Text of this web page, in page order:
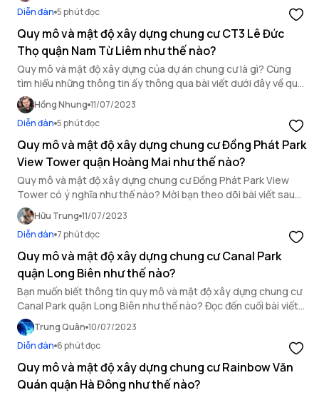
Diễn đàn 5 phút đọc
Quy mô và mật độ xây dựng chung cư CT3 Lê Đức
Thọ quận Nam Từ Liêm như thế nào?
Quy mô và mật độ xây dựng của dự án chung cư là gì? Cùng
tìm hiểu những thông tin ấy thông qua bài viết dưới đây về quy
mô và mật độ xây dựng chung cư CT3 Lê Đức Thọ là một dự án
chung cư quận Nam Từ Liêm nổi bật.
Hồng Nhung 11/07/2023
Diễn đàn 5 phút đọc
Quy mô và mật độ xây dựng chung cư Đồng Phát Park
View Tower quận Hoàng Mai như thế nào?
Quy mô và mật độ xây dựng chung cư Đồng Phát Park View
Tower có ý nghĩa như thế nào? Mời bạn theo dõi bài viết sau
đây để hiểu rõ hơn.
Hữu Trung 11/07/2023
Diễn đàn 7 phút đọc
Quy mô và mật độ xây dựng chung cư Canal Park
quận Long Biên như thế nào?
Bạn muốn biết thông tin quy mô và mật độ xây dựng chung cư
Canal Park quận Long Biên như thế nào? Đọc đến cuối bài viết
sau của OneHousing để tìm hiểu chi tiết.
Trung Quân 10/07/2023
Diễn đàn 6 phút đọc
Quy mô và mật độ xây dựng chung cư Rainbow Văn
Quán quận Hà Đông như thế nào?